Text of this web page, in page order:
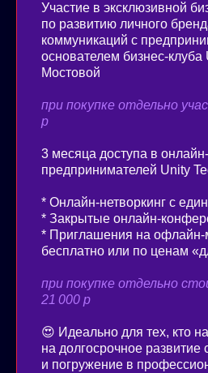
Участие в эксклюзивной
по развитию личного
коммуникаций с
основателем бизнес-
Мостовой
при покупке отдельно
р
3 месяца доступа в
предпринимателей Unity
* Онлайн-нетворкинг с
* Закрытые онлайн-
* Приглашения на офлайн-
бесплатно или по ценам
при покупке отдельно
21 000 р
😍 Идеально для тех, кто
на долгосрочное развитие
и погружение в